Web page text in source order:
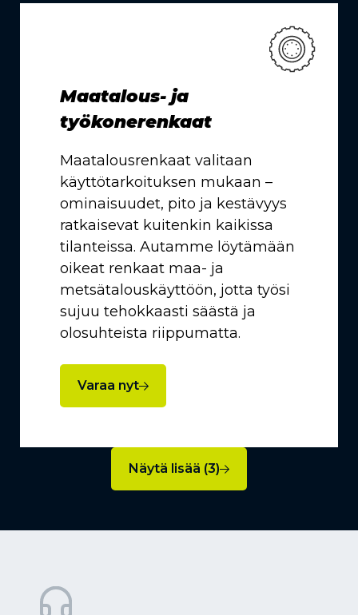
Maatalous- ja
työkonerenkaat
Maatalousrenkaat valitaan
käyttötarkoituksen mukaan –
ominaisuudet, pito ja kestävyys
ratkaisevat kuitenkin kaikissa
tilanteissa. Autamme löytämään
oikeat renkaat maa- ja
metsätalouskäyttöön, jotta työsi
sujuu tehokkaasti säästä ja
olosuhteista riippumatta.
Varaa nyt
Näytä lisää (3)